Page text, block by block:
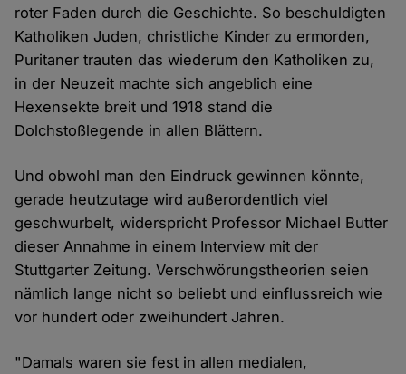
roter Faden durch die Geschichte. So beschuldigten
Katholiken Juden, christliche Kinder zu ermorden,
Puritaner trauten das wiederum den Katholiken zu,
in der Neuzeit machte sich angeblich eine
Hexensekte breit und 1918 stand die
Dolchstoßlegende in allen Blättern.
Und obwohl man den Eindruck gewinnen könnte,
gerade heutzutage wird außerordentlich viel
geschwurbelt, widerspricht Professor Michael Butter
dieser Annahme in einem Interview mit der
Stuttgarter Zeitung. Verschwörungstheorien seien
nämlich lange nicht so beliebt und einflussreich wie
vor hundert oder zweihundert Jahren.
"Damals waren sie fest in allen medialen,